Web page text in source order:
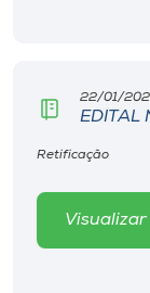
22/01/
EDITAL
Retificação
Visualizar